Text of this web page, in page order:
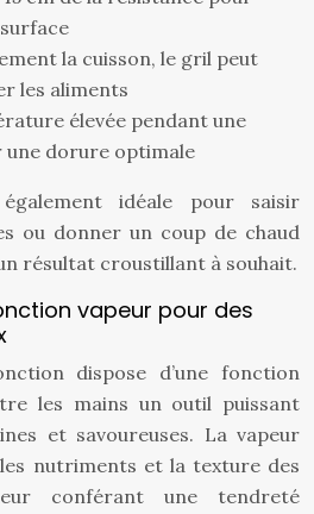
la cuisson, le gril peut
les aliments
élevée pendant une
dorure optimale
idéale pour saisir
ou donner un coup de chaud
résultat croustillant à souhait.
vapeur pour des
dispose d’une fonction
les mains un outil puissant
et savoureuses. La vapeur
nutriments et la texture des
conférant une tendreté